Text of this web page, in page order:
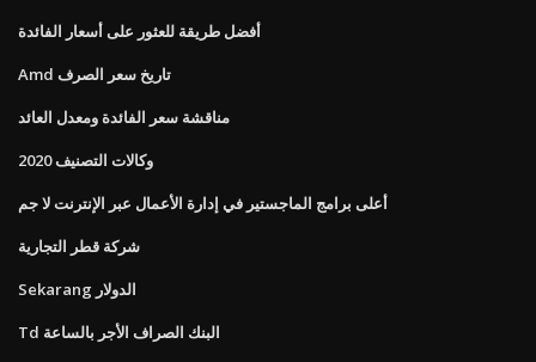
أفضل طريقة للعثور على أسعار الفائدة
Amd تاريخ سعر الصرف
مناقشة سعر الفائدة ومعدل العائد
وكالات التصنيف 2020
أعلى برامج الماجستير في إدارة الأعمال عبر الإنترنت لا جم
شركة قطر التجارية
Sekarang الدولار
Td البنك الصراف الأجر بالساعة